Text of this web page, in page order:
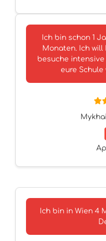
Ich bin schon 1
Monaten. Ich will
besuche intensive
eure
Ich bin in Wien 4